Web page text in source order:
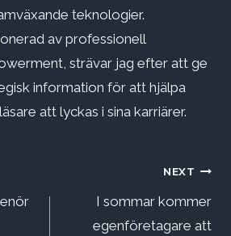
teknologier.
av professionell
strävar jag efter att ge
information för att hjälpa
att lyckas i sina karriärer.
NEXT
I sommar kommer
egenföretagare att